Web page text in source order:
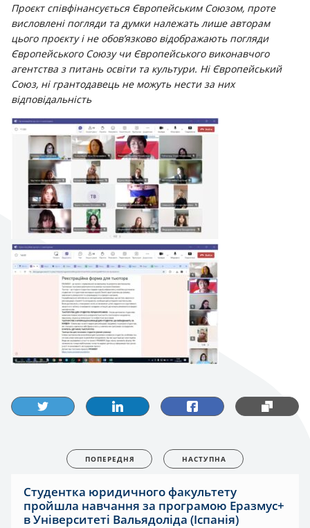
Проєкт співфінансується Європейським Союзом, проте
висловлені погляди та думки належать лише авторам
цього проєкту і не обов’язково відображають погляди
Європейського Союзу чи Європейського виконавчого
агентства з питань освіти та культури. Ні Європейський
Союз, ні грантодавець не можуть нести за них
відповідальність
ПОПЕРЕДНЯ НАСТУПНА
Студентка юридичного факультету
пройшла навчання за програмою Еразмус+
в Університеті Вальядоліда (Іспанія)